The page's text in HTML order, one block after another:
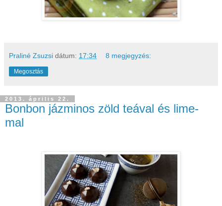
Praliné Zsuzsi dátum: 17:34 8 megjegyzés:
Megosztás
2013. április 22.
Bonbon jázminos zöld teával és lime-
mal